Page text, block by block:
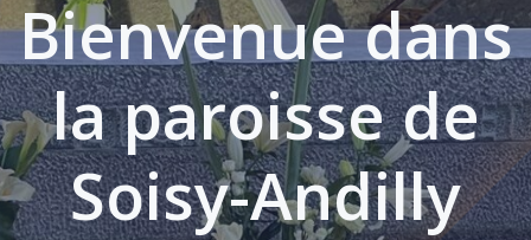
Bienvenue dans
la paroisse de
Soisy-Andilly